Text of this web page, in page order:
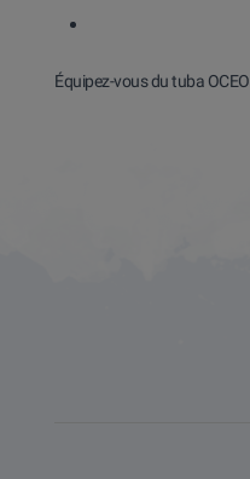
Équipez-vous dutuba OCEO